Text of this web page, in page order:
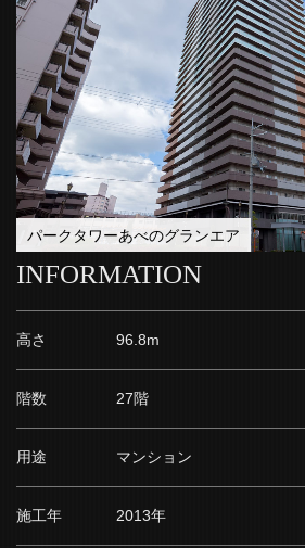
パークタワーあべのグランエア
INFORMATION
高さ 96.8m
階数 27階
用途 マンション
施工年 2013年